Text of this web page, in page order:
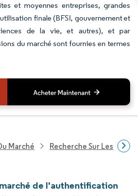
et moyennes entreprises, grandes
finale (BFSI, gouvernement et
de la vie, et autres), et par
du marché sont fournies en termes
Marché Recherche Sur Les
de l'authentification